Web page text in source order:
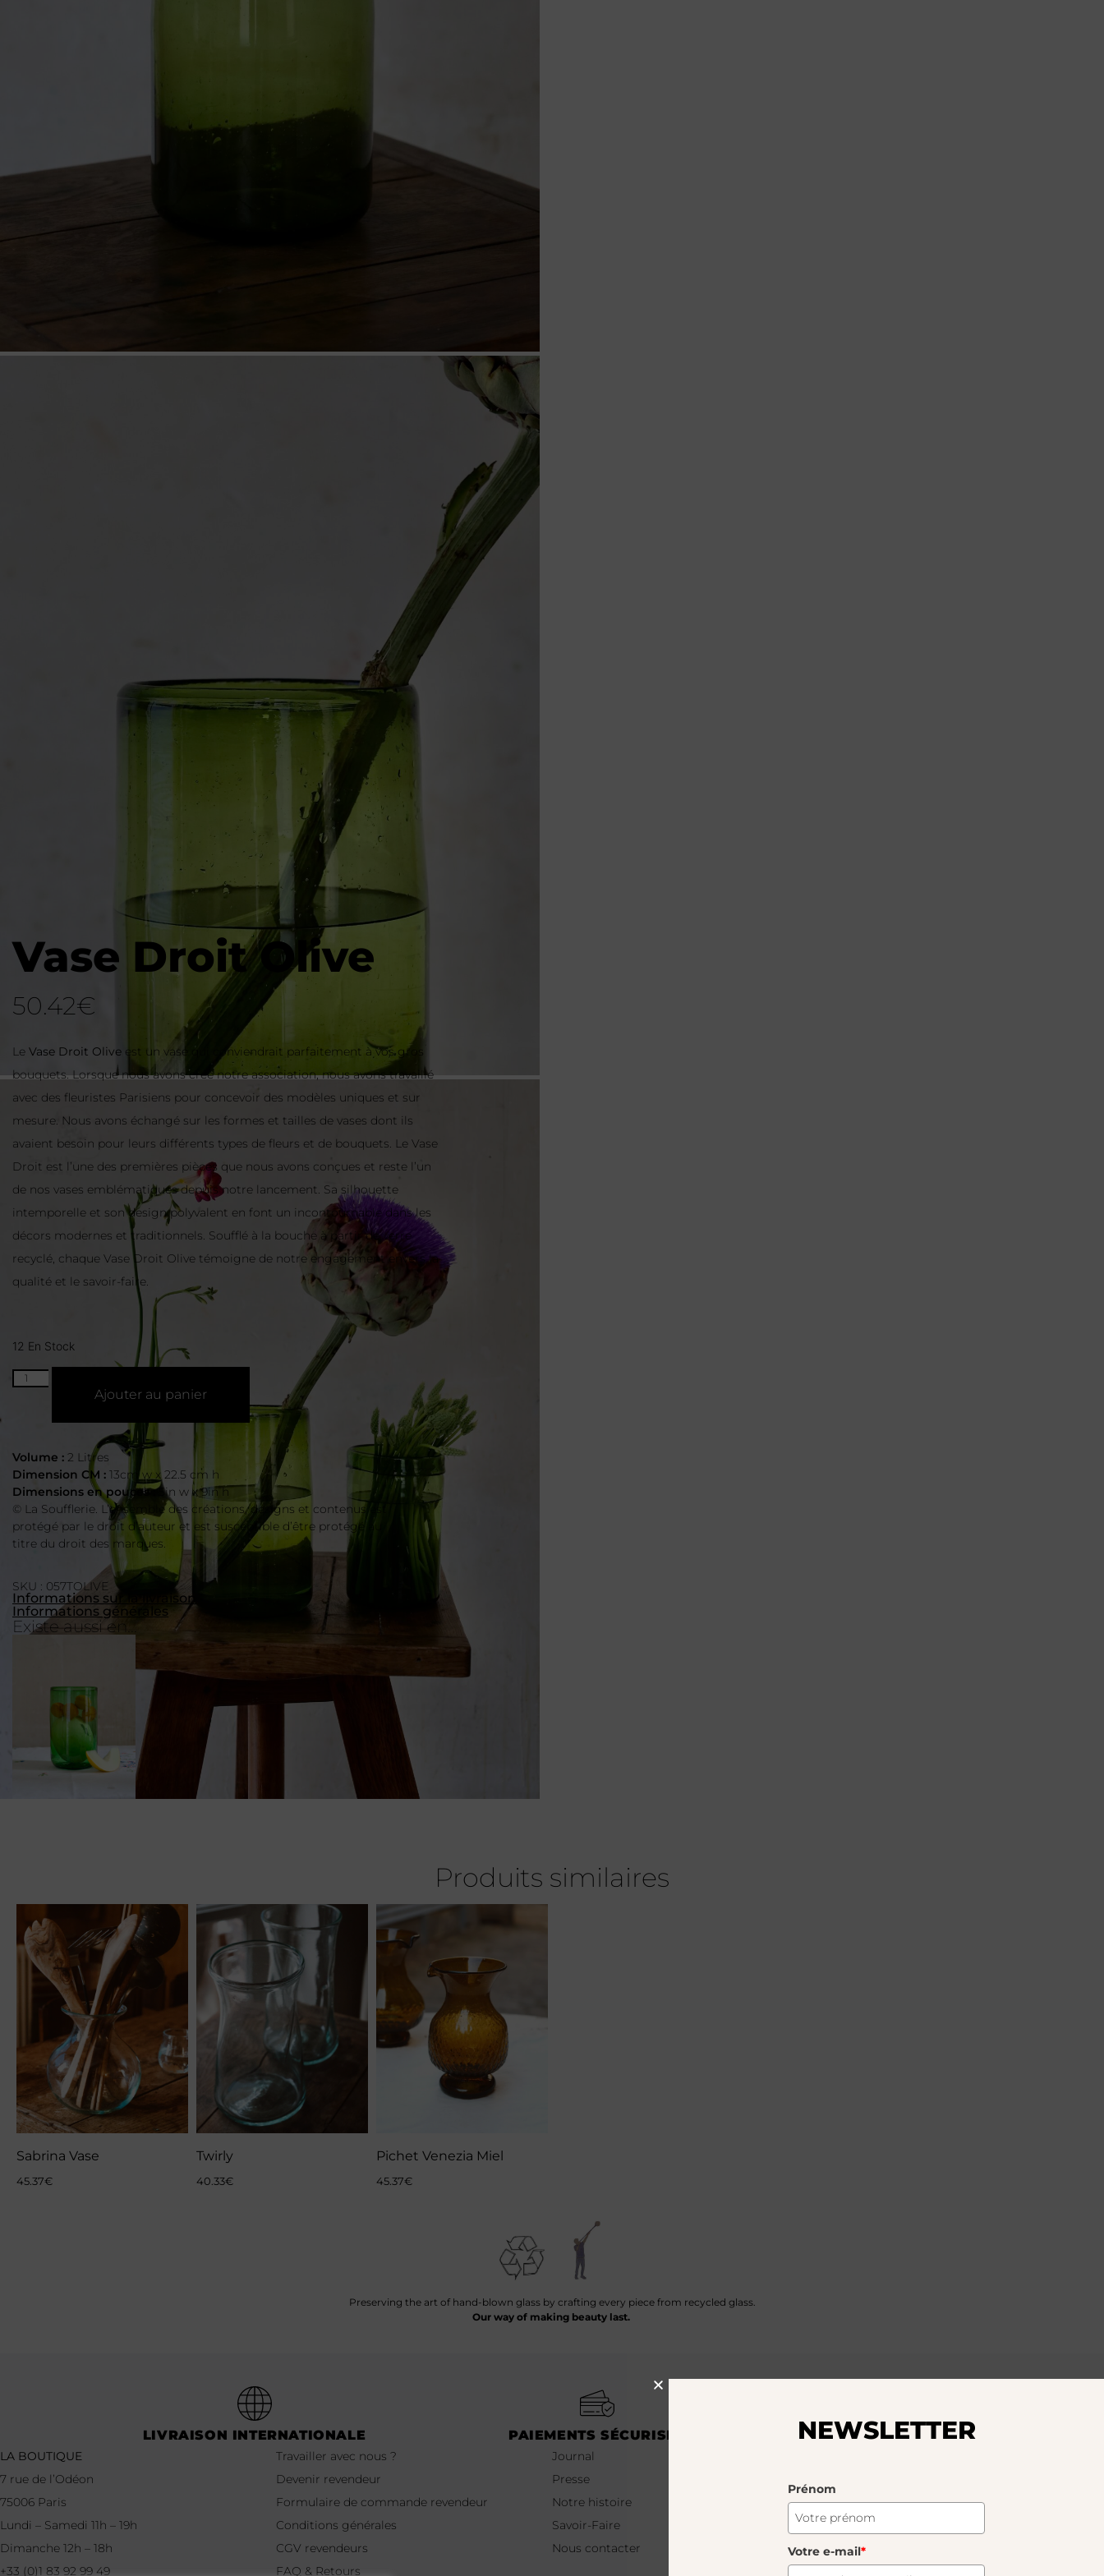
Vase Droit Olive
50.42€
Le Vase Droit Olive est un vase qui conviendrait parfaitement à vos gros
bouquets. Lorsque nous avons créé notre association, nous avons travaillé
avec des fleuristes Parisiens pour concevoir des modèles uniques et sur
mesure. Nous avons échangé sur les formes et tailles de vases dont ils
avaient besoin pour leurs différents types de fleurs et de bouquets. Le Vase
Droit est l’une des premières pièces que nous avons conçues et reste l’un
de nos vases emblématiques depuis notre lancement. Sa silhouette
intemporelle et son design polyvalent en font un incontournable dans les
décors modernes et traditionnels. Soufflé à la bouche à partir de verre
recyclé, chaque Vase Droit Olive témoigne de notre engagement envers la
qualité et le savoir-faire.
12 En Stock
Ajouter au panier
Volume : 2 Litres
Dimension CM : 13cm w x 22.5 cm h
Dimensions en pouces :5in w x 9in h
© La Soufflerie. L’ensemble des créations, designs et contenus est
protégé par le droit d’auteur et est susceptible d’être protégé au
titre du droit des marques.
SKU : 057TOLIVE
Informations sur la livraison
Informations générales
Existe aussi en...
Produits similaires
Sabrina Vase
45.37€
Twirly
40.33€
Pichet Venezia Miel
45.37€
Preserving the art of hand-blown glass by crafting every piece from recycled glass.
Our way of making beauty last.
LIVRAISON INTERNATIONALE PAIEMENTS SÉCURISÉS CLICK & COLLECT
LA BOUTIQUE
7 rue de l’Odéon
75006 Paris
Lundi – Samedi 11h – 19h
Dimanche 12h – 18h
+33 (0)1 83 92 99 49
Travailler avec nous ?
Devenir revendeur
Formulaire de commande revendeur
Conditions générales
CGV revendeurs
FAQ & Retours
Journal
Presse
Notre histoire
Savoir-Faire
Nous contacter
Prénom
Votre e-mail
NEWSLETTER
Prénom
Votre e-mail*